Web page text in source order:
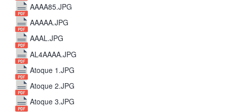
AAAA85.JPG
AAAAA.JPG
AAAL.JPG
AL4AAAA.JPG
Atoque 1.JPG
Atoque 2.JPG
Atoque 3.JPG